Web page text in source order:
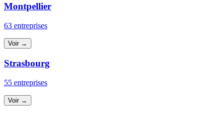
Montpellier
63 entreprises
Voir →
Strasbourg
55 entreprises
Voir →